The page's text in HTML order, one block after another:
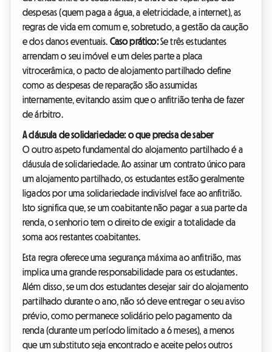
despesas (quem paga a água, a eletricidade, a internet), as
regras de vida em comum e, sobretudo, a gestão da caução
e dos danos eventuais. Caso prático:Se três estudantes
arrendam o seu imóvel e um deles parte a placa
vitrocerâmica, o pacto de alojamento partilhado define
como as despesas de reparação são assumidas
internamente, evitando assim que o anfitrião tenha de fazer
de árbitro.
A cláusula de solidariedade: o que precisa de saber
O outro aspeto fundamental do alojamento partilhado é a
cláusula de solidariedade. Ao assinar um contrato único para
um alojamento partilhado, os estudantes estão geralmente
ligados por uma solidariedade indivisível face ao anfitrião.
Isto significa que, se um coabitante não pagar a sua parte da
renda, o senhorio tem o direito de exigir a totalidade da
soma aos restantes coabitantes.
Esta regra oferece uma segurança máxima ao anfitrião, mas
implica uma grande responsabilidade para os estudantes.
Além disso, se um dos estudantes desejar sair do alojamento
partilhado durante o ano, não só deve entregar o seu aviso
prévio, como permanece solidário pelo pagamento da
renda (durante um período limitado a 6 meses), a menos
que um substituto seja encontrado e aceite pelos outros